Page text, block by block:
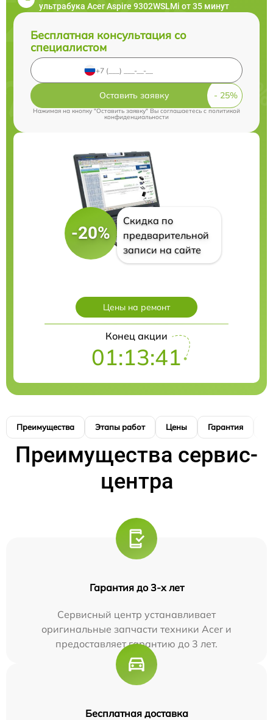
ультрабука Acer Aspire 9302WSLMi от 35 минут
Бесплатная консультация со
специалистом
Оставить заявку
Нажимая на кнопку "Оставить заявку" Вы соглашаетесь cполитикой
конфиденциальности
-20%
Скидка по
предварительной
записи на сайте
Цены на ремонт
Конец акции
01:13:40
Преимущества Этапы работ Цены Гарантия
Преимущества сервис-
центра
Гарантия до 3-х лет
Сервисный центр устанавливает
оригинальные запчасти техники Acer и
предоставляет гарантию до 3 лет.
Бесплатная доставка